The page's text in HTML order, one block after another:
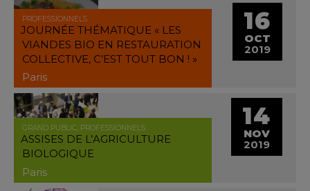
16
OCT
2019
PROFESSIONNELS
JOURNÉE THÉMATIQUE « LES
VIANDES BIO EN RESTAURATION
COLLECTIVE, C’EST TOUT BON ! »
Paris
14
NOV
2019
GRAND PUBLIC, PROFESSIONNELS
ASSISES DE L’AGRICULTURE
BIOLOGIQUE
Paris